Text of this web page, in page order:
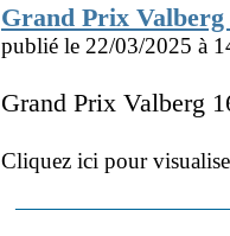
Grand Prix Valberg
publié le 22/03/2025 à
Grand Prix Valberg
Cliquez ici pour